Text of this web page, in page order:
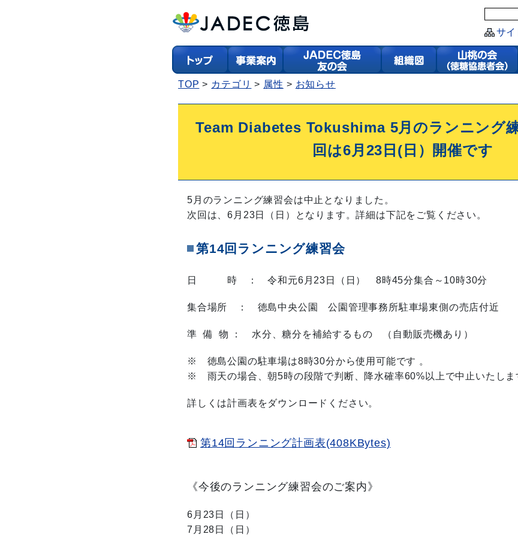
サ
TOP カテゴリ 属性 お知らせ
Team Diabetes Tokushima 5月のランニング
回は6月23日(日）開催です
5月のランニング練習会は中止となりました。
次回は、6月23日（日）となります。詳細は下記をご覧ください。
第14回ランニング練習会
日 時 ： 令和元6月23日（日） 8時45分集合～10時30分
集合場所 ： 徳島中央公園公園管理事務所駐車場東側の売店付近
準 備 物 ： 水分、糖分を補給するもの （自動販売機あり）
※ 徳島公園の駐車場は8時30分から使用可能です 。
※ 雨天の場合、朝5時の段階で判断、降水確率60%以上で中止いたしま
詳しくは計画表をダウンロードください。
第14回ランニング計画表(408KBytes)
《今後のランニング練習会のご案内 》
6月23日（日）
7月28日（日）